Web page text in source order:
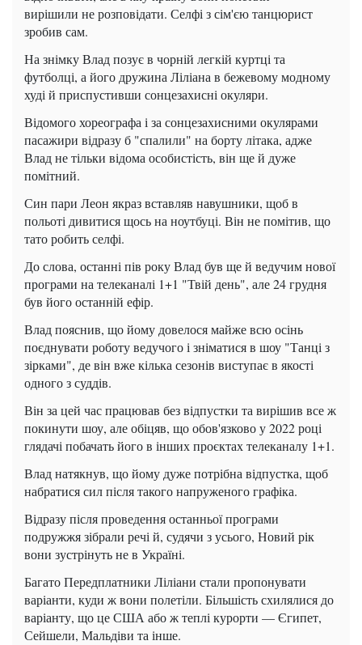
вирішили не розповідати. Селфі з сім'єю танцюрист
зробив сам.
На знімку Влад позує в чорній легкій куртці та
футболці, а його дружина Ліліана в бежевому модному
худі й приспустивши сонцезахисні окуляри.
Відомого хореографа і за сонцезахисними окулярами
пасажири відразу б "спалили" на борту літака, адже
Влад не тільки відома особистість, він ще й дуже
помітний.
Син пари Леон якраз вставляв навушники, щоб в
польоті дивитися щось на ноутбуці. Він не помітив, що
тато робить селфі.
До слова, останні пів року Влад був ще й ведучим нової
програми на телеканалі 1+1 "Твій день", але 24 грудня
був його останній ефір.
Влад пояснив, що йому довелося майже всю осінь
поєднувати роботу ведучого і зніматися в шоу "Танці з
зірками", де він вже кілька сезонів виступає в якості
одного з суддів.
Він за цей час працював без відпустки та вирішив все ж
покинути шоу, але обіцяв, що обов'язково у 2022 році
глядачі побачать його в інших проєктах телеканалу 1+1.
Влад натякнув, що йому дуже потрібна відпустка, щоб
набратися сил після такого напруженого графіка.
Відразу після проведення останньої програми
подружжя зібрали речі й, судячи з усього, Новий рік
вони зустрінуть не в Україні.
Багато Передплатники Ліліани стали пропонувати
варіанти, куди ж вони полетіли. Більшість схилялися до
варіанту, що це США або ж теплі курорти — Єгипет,
Сейшели, Мальдіви та інше.